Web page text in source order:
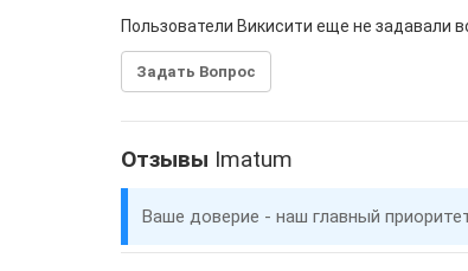
Пользователи Викисити еще не задавали
Задать Вопрос
Отзывы Imatum
Ваше доверие - наш главный